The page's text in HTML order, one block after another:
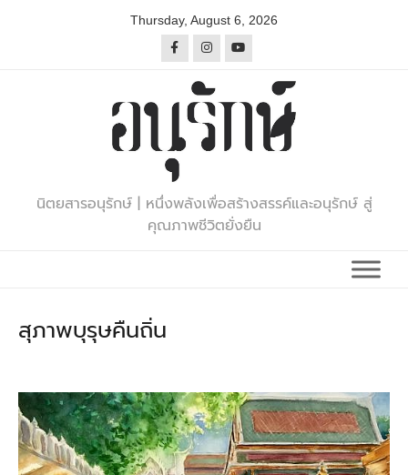
Thursday, August 6, 2026
นิตยสารอนุรักษ์ | หนึ่งพลังเพื่อสร้างสรรค์และอนุรักษ์ สู่
คุณภาพชีวิตยั่งยืน
สุภาพบุรุษคืนถิ่น